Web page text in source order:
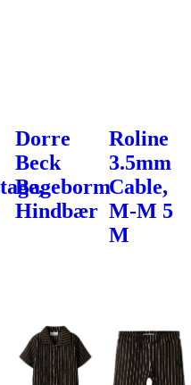
Dorre
Beck
Bageborm
Hindbær
Roline
3.5mm
Cable,
M-M 5
M